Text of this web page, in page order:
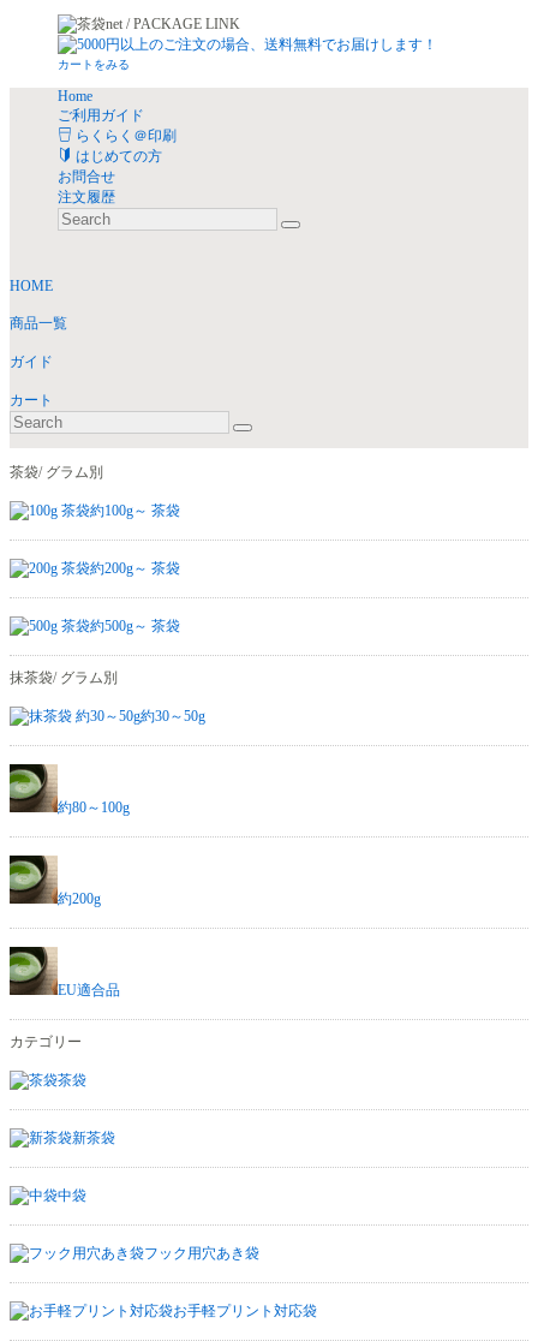
カートをみる
Home
ご利用ガイド
らくらく＠印刷
はじめての方
お問合せ
注文履歴
HOME
商品一覧
ガイド
カート
茶袋/ グラム別
約100g～ 茶袋
約200g～ 茶袋
約500g～ 茶袋
抹茶袋/ グラム別
約30～50g
約80～100g
約200g
EU適合品
カテゴリー
茶袋
新茶袋
中袋
フック用穴あき袋
お手軽プリント対応袋